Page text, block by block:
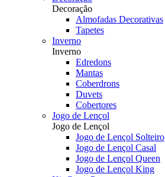
Decoração
Almofadas Decorativas
Tapetes
Inverno
Inverno
Edredons
Mantas
Coberdrons
Duvets
Cobertores
Jogo de Lençol
Jogo de Lençol
Jogo de Lençol Solteiro
Jogo de Lençol Casal
Jogo de Lençol Queen
Jogo de Lençol King